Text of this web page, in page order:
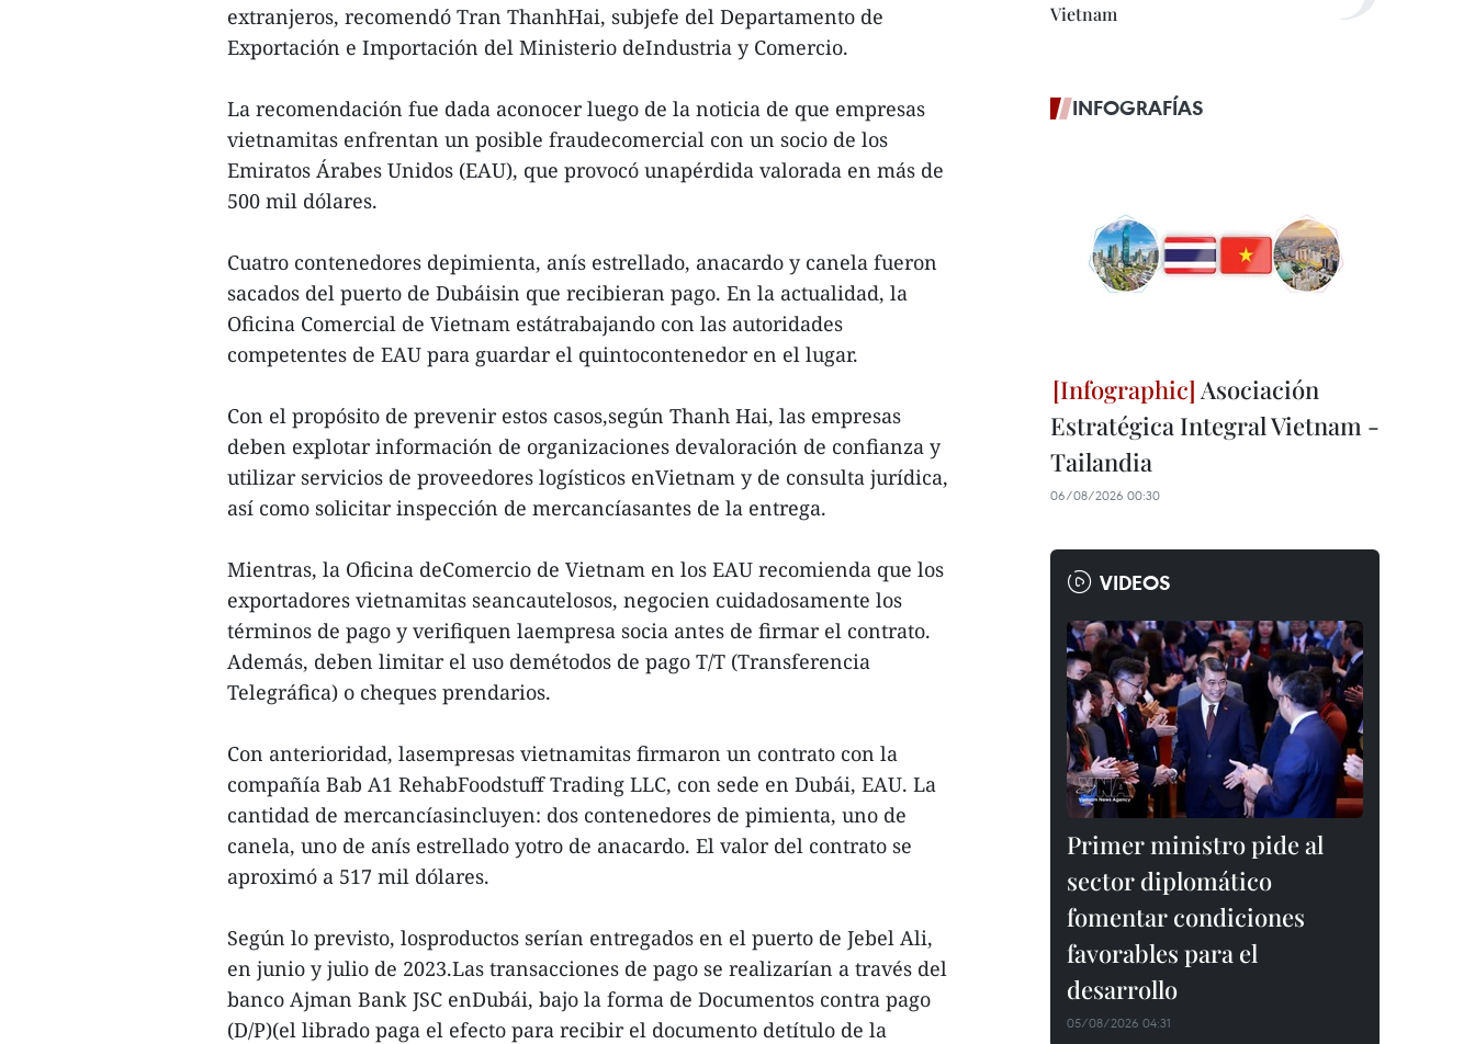
extranjeros, recomendó Tran ThanhHai, subjefe del Departamento de
Exportación e Importación del Ministerio deIndustria y Comercio.
La recomendación fue dada aconocer luego de la noticia de que empresas
vietnamitas enfrentan un posible fraudecomercial con un socio de los
Emiratos Árabes Unidos (EAU), que provocó unapérdida valorada en más de
500 mil dólares.
Cuatro contenedores depimienta, anís estrellado, anacardo y canela fueron
sacados del puerto de Dubáisin que recibieran pago. En la actualidad, la
Oficina Comercial de Vietnam estátrabajando con las autoridades
competentes de EAU para guardar el quintocontenedor en el lugar.
Con el propósito de prevenir estos casos,según Thanh Hai, las empresas
deben explotar información de organizaciones devaloración de confianza y
utilizar servicios de proveedores logísticos enVietnam y de consulta jurídica,
así como solicitar inspección de mercancíasantes de la entrega.
Mientras, la Oficina deComercio de Vietnam en los EAU recomienda que los
exportadores vietnamitas seancautelosos, negocien cuidadosamente los
términos de pago y verifiquen laempresa socia antes de firmar el contrato.
Además, deben limitar el uso demétodos de pago T/T (Transferencia
Telegráfica) o cheques prendarios.
Con anterioridad, lasempresas vietnamitas firmaron un contrato con la
compañía Bab A1 RehabFoodstuff Trading LLC, con sede en Dubái, EAU. La
cantidad de mercancíasincluyen: dos contenedores de pimienta, uno de
canela, uno de anís estrellado yotro de anacardo. El valor del contrato se
aproximó a 517 mil dólares.
Según lo previsto, losproductos serían entregados en el puerto de Jebel Ali,
en junio y julio de 2023.Las transacciones de pago se realizarían a través del
banco Ajman Bank JSC enDubái, bajo la forma de Documentos contra pago
(D/P)(el librado paga el efecto para recibir el documento detítulo de la
Vietnam
INFOGRAFÍAS
Asociación
Estratégica Integral Vietnam -
Tailandia
06/08/2026 00:30
VIDEOS
Primer ministro pide al
sector diplomático
fomentar condiciones
favorables para el
desarrollo
05/08/2026 04:31